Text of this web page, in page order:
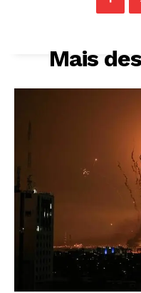
Mais